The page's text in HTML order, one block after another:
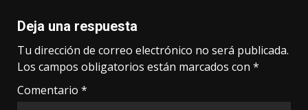
Deja una respuesta
Tu dirección de correo electrónico no será publicada.
Los campos obligatorios están marcados con *
Comentario *